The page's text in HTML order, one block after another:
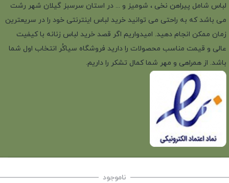
ناموجود
لباس شامل پیراهن نخی ، شومیز و ... در استان سرسبز گیلان شهر رشت
می باشد که به راحتی می توانید خرید لباس اینترنتی خود را در سریعترین
زمان ممکن انجام دهید. امیدواریم اگر قصد خرید لباس زنانه با کیفیت
عالی و قیمت مناسب محصولات را دارید فروشگاه سیاکُر انتخاب اول شما
باشد. از همراهی و مهر شما کمال تشکر را داریم.